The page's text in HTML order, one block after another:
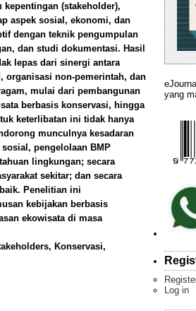
kepentingan (stakeholder),
aspek sosial, ekonomi, dan
dengan teknik pengumpulan
dan studi dokumentasi. Hasil
lepas dari sinergi antara
organisasi non-pemerintah, dan
mulai dari pembangunan
berbasis konservasi, hingga
keterlibatan ini tidak hanya
munculnya kesadaran
pengelolaan BMP
lingkungan; secara
sekitar; dan secara
Penelitian ini
kebijakan berbasis
ekowisata di masa
Konservasi,
yang
Log in